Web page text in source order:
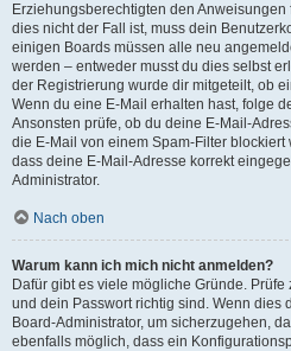
Erziehungsberechtigten den
dies nicht der Fall ist, muss dein
einigen Boards müssen alle neu
werden – entweder musst du dies selbst
der Registrierung wurde dir mitgeteilt, ob
Wenn du eine E-Mail erhalten hast, folge
Ansonsten prüfe, ob du deine E-Mail-
die E-Mail von einem Spam-Filter
dass deine E-Mail-Adresse korrekt
Administrator.
Nach oben
Warum kann ich mich nicht anmelden?
Dafür gibt es viele mögliche Gründe.
und dein Passwort richtig sind. Wenn dies
Board-Administrator, um sicherzugehen,
ebenfalls möglich, dass ein